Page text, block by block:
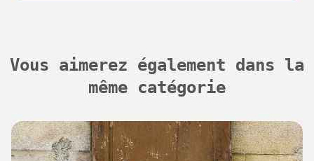
Vous aimerez également dans la
même catégorie